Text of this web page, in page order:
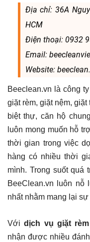
Địa chỉ: 36A
HCM
Điện thoại: 0932
Email:
Website:
Beeclean.vn là công
giặt rèm, giặt nệm,
biệt thự, căn hộ
luôn mong muốn hỗ
thời gian trong việc
hàng có nhiều thời
mình. Trong suốt quá
BeeClean.vn luôn
nhất nhằm mang lại
Vớidịch vụ giặt
nhận được nhiều